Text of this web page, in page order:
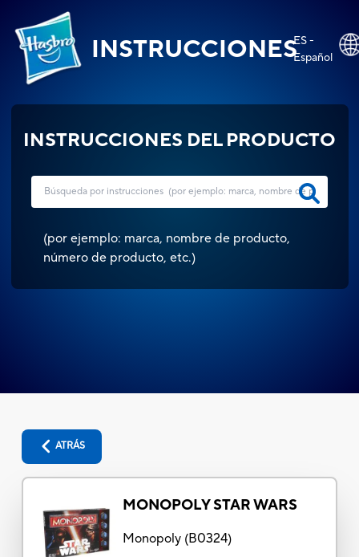
INSTRUCCIONESES -
Español
INSTRUCCIONES DEL PRODUCTO
(por ejemplo: marca, nombre de producto,
número de producto, etc.)
ATRÁS
MONOPOLY STAR WARS
Monopoly(B0324)